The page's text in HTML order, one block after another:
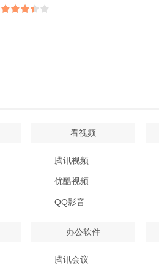
看视频
腾讯视频
优酷视频
QQ影音
办公软件
腾讯会议